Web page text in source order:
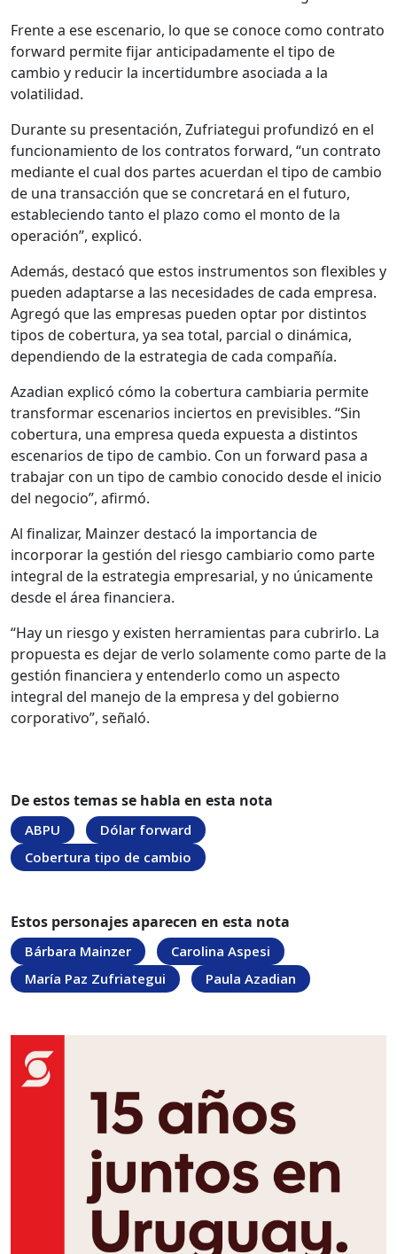
Frente a ese escenario, lo que se conoce como contrato
forward permite fijar anticipadamente el tipo de
cambio y reducir la incertidumbre asociada a la
volatilidad.
Durante su presentación, Zufriategui profundizó en el
funcionamiento de los contratos forward, “un contrato
mediante el cual dos partes acuerdan el tipo de cambio
de una transacción que se concretará en el futuro,
estableciendo tanto el plazo como el monto de la
operación”, explicó.
Además, destacó que estos instrumentos son flexibles y
pueden adaptarse a las necesidades de cada empresa.
Agregó que las empresas pueden optar por distintos
tipos de cobertura, ya sea total, parcial o dinámica,
dependiendo de la estrategia de cada compañía.
Azadian explicó cómo la cobertura cambiaria permite
transformar escenarios inciertos en previsibles. “Sin
cobertura, una empresa queda expuesta a distintos
escenarios de tipo de cambio. Con un forward pasa a
trabajar con un tipo de cambio conocido desde el inicio
del negocio”, afirmó.
Al finalizar, Mainzer destacó la importancia de
incorporar la gestión del riesgo cambiario como parte
integral de la estrategia empresarial, y no únicamente
desde el área financiera.
“Hay un riesgo y existen herramientas para cubrirlo. La
propuesta es dejar de verlo solamente como parte de la
gestión financiera y entenderlo como un aspecto
integral del manejo de la empresa y del gobierno
corporativo”, señaló.
De estos temas se habla en esta nota
ABPU
Dólar forward
Cobertura tipo de cambio
Estos personajes aparecen en esta nota
Bárbara Mainzer
Carolina Aspesi
María Paz Zufriategui
Paula Azadian